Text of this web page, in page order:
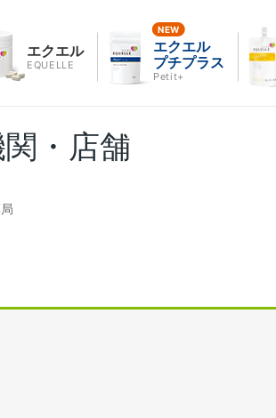
エクエル
EQUELLE
エクエル
プチプラス
Petit+
・店舗